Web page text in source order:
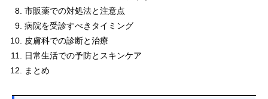
市販薬での対処法と注意点
病院を受診すべきタイミング
皮膚科での診断と治療
日常生活での予防とスキンケア
まとめ